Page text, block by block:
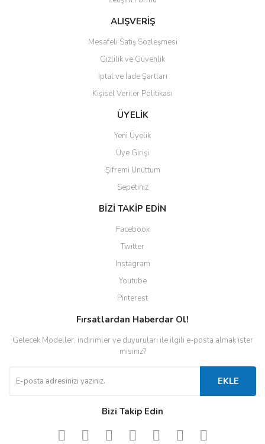
ALIŞVERİŞ
Mesafeli Satış Sözleşmesi
Gizlilik ve Güvenlik
İptal ve İade Şartları
Kişisel Veriler Politikası
ÜYELİK
Yeni Üyelik
Üye Girişi
Şifremi Unuttum
Sepetiniz
BİZİ TAKİP EDİN
Facebook
Twitter
Instagram
Youtube
Pinterest
Fırsatlardan Haberdar Ol!
Gelecek Modeller, indirimler ve duyuruları ile ilgili e-posta almak ister
misiniz?
EKLE
Bizi Takip Edin